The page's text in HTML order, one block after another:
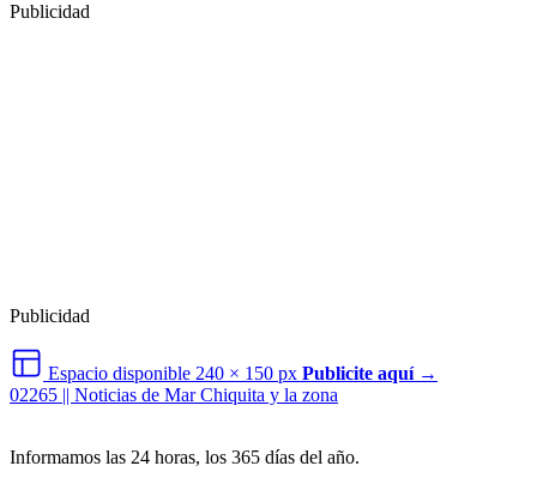
Publicidad
Publicidad
Espacio disponible 240 × 150 px Publicite aquí →
02265 || Noticias de Mar Chiquita y la zona
Informamos las 24 horas, los 365 días del año.